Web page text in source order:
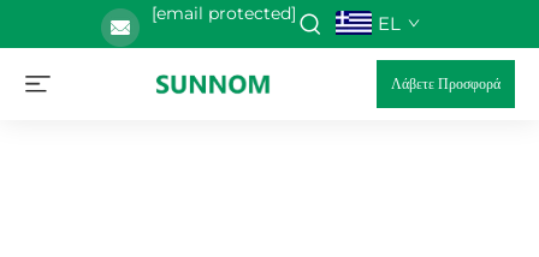
[email protected] EL
Λάβετε Προσφορά